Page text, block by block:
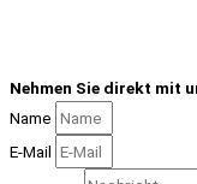
Nehmen Sie direkt mit
Name
E-Mail